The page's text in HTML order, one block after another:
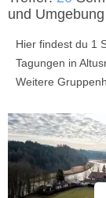
und Umgebung
Hier findest du 1
Tagungen in
Weitere